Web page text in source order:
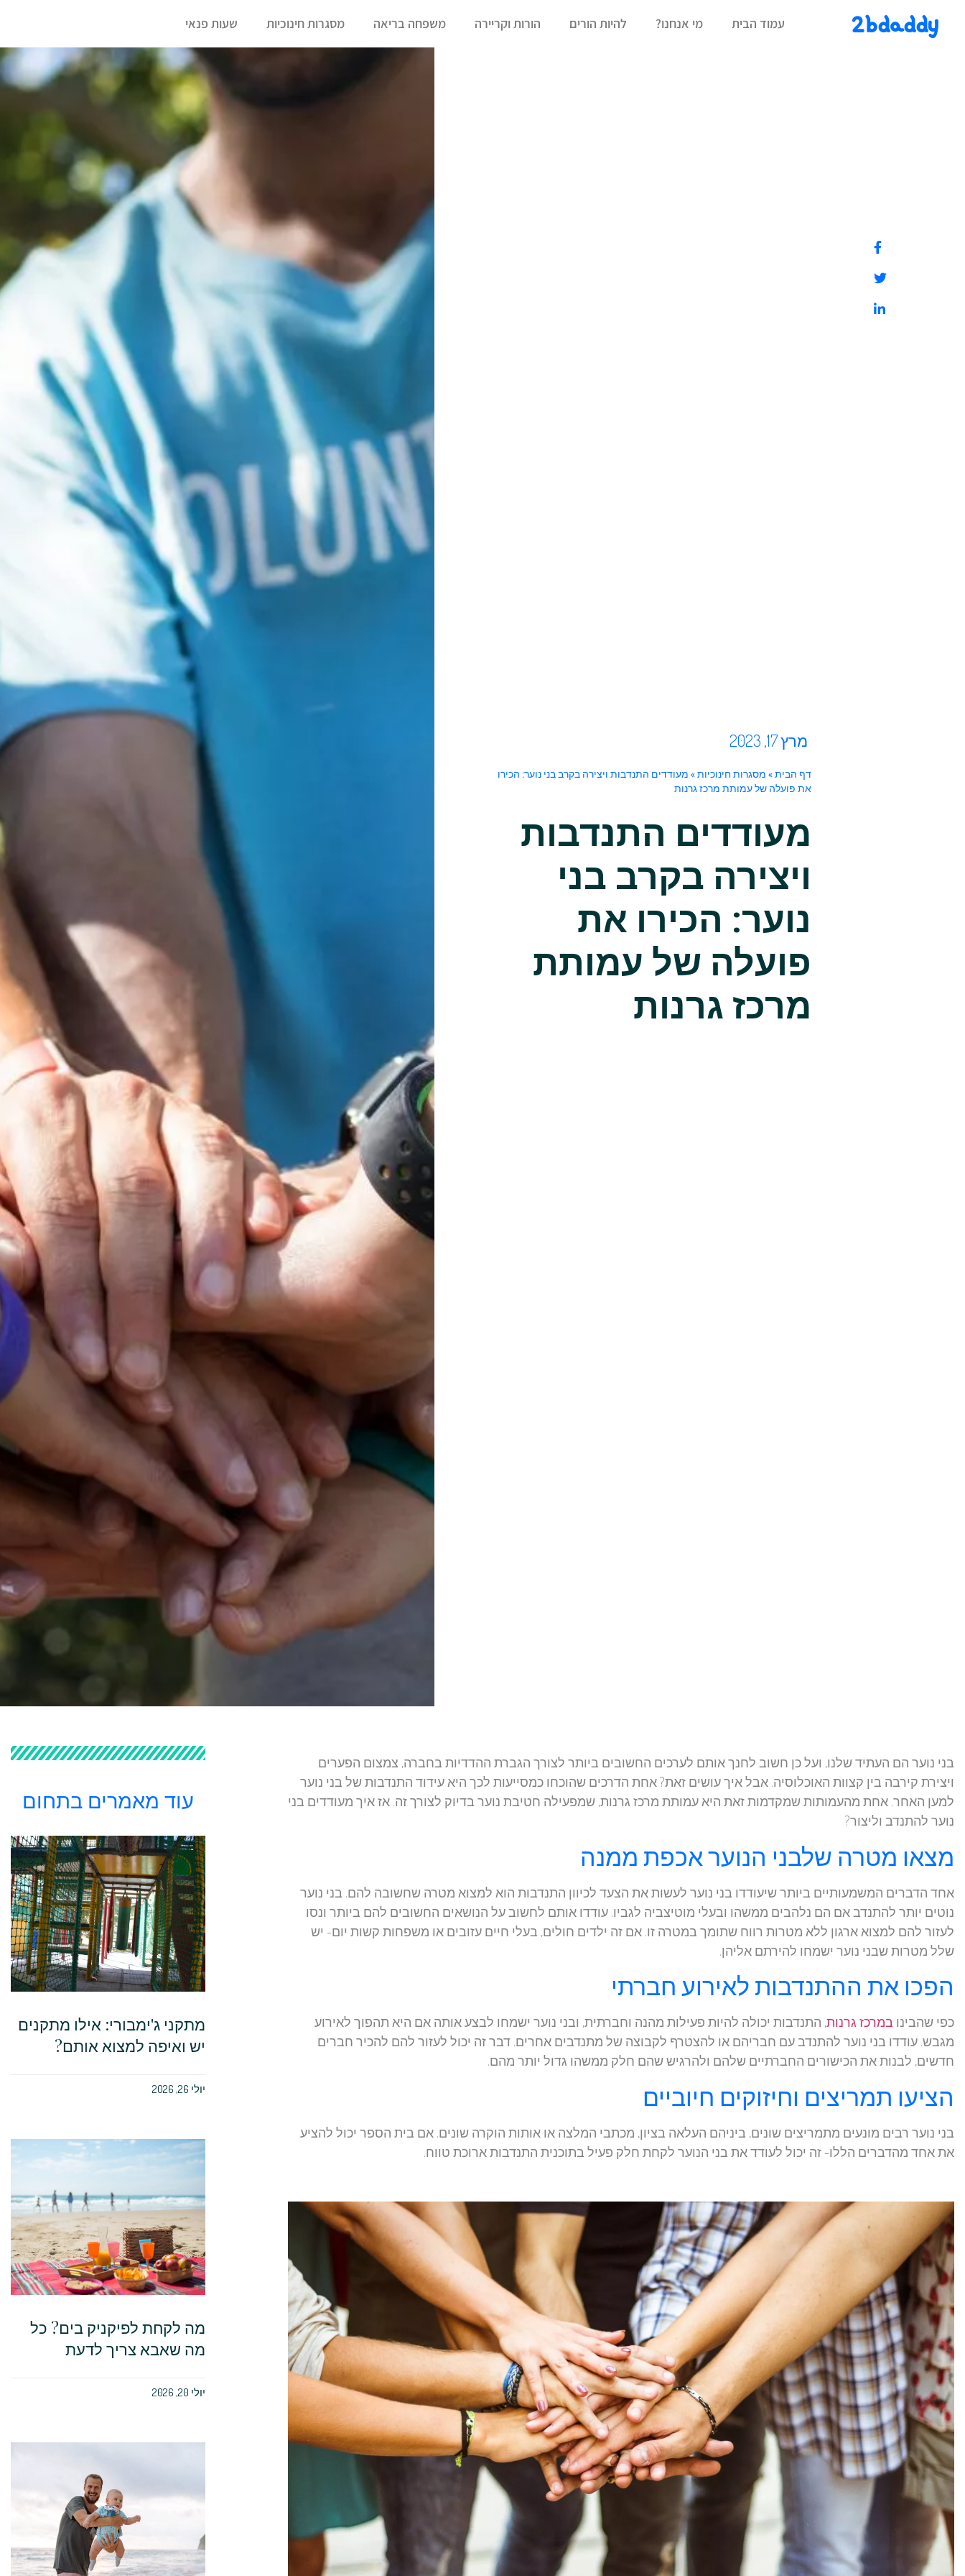
2bdaddy עמוד הבית מי אנחנו? להיות הורים הורות וקריירה משפחה בריאה מסגרות חינוכיות שעות פנאי
מרץ 17, 2023
דף הבית» מסגרות חינוכיות» מעודדים התנדבות ויצירה בקרב בני נוער: הכירו
את פועלה של עמותת מרכז גרנות
מעודדים התנדבות
ויצירה בקרב בני
נוער: הכירו את
פועלה של עמותת
מרכז גרנות
בני נוער הם העתיד שלנו, ועל כן חשוב לחנך אותם לערכים החשובים ביותר לצורך הגברת ההדדיות בחברה, צמצום הפערים
ויצירת קירבה בין קצוות האוכלוסיה. אבל איך עושים זאת? אחת הדרכים שהוכחו כמסייעות לכך היא עידוד התנדבות של בני נוער
למען האחר. אחת מהעמותות שמקדמות זאת היא עמותת מרכז גרנות, שמפעילה חטיבת נוער בדיוק לצורך זה. אז איך מעודדים בני
נוער להתנדב וליצור?
מצאו מטרה שלבני הנוער אכפת ממנה
אחד הדברים המשמעותיים ביותר שיעודדו בני נוער לעשות את הצעד לכיוון התנדבות הוא למצוא מטרה שחשובה להם. בני נוער
נוטים יותר להתנדב אם הם נלהבים ממשהו ובעלי מוטיצביה לגביו. עודדו אותם לחשוב על הנושאים החשובים להם ביותר ונסו
לעזור להם למצוא ארגון ללא מטרות רווח שתומך במטרה זו. אם זה ילדים חולים, בעלי חיים עזובים או משפחות קשות יום- יש
שלל מטרות שבני נוער ישמחו להירתם אליהן.
הפכו את ההתנדבות לאירוע חברתי
כפי שהבינו במרכז גרנות, התנדבות יכולה להיות פעילות מהנה וחברתית, ובני נוער ישמחו לבצע אותה אם היא תהפוך לאירוע
מגבש. עודדו בני נוער להתנדב עם חבריהם או להצטרף לקבוצה של מתנדבים אחרים. דבר זה יכול לעזור להם להכיר חברים
חדשים, לבנות את הכישורים החברתיים שלהם ולהרגיש שהם חלק ממשהו גדול יותר מהם.
הציעו תמריצים וחיזוקים חיוביים
בני נוער רבים מונעים מתמריצים שונים, ביניהם העלאה בציון, מכתבי המלצה או אותות הוקרה שונים. אם בית הספר יכול להציע
את אחד מהדברים הללו- זה יכול לעודד את בני הנוער לקחת חלק פעיל בתוכנית התנדבות ארוכת טווח.
עוד מאמרים בתחום
מתקני ג'ימבורי: אילו מתקנים
יש ואיפה למצוא אותם?
יולי 26, 2026
מה לקחת לפיקניק בים? כל
מה שאבא צריך לדעת
יולי 20, 2026